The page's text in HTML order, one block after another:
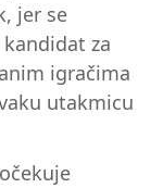
jer se
za
igračima
utakmicu